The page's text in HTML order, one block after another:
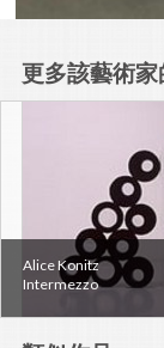
更多該藝術
Alice Konitz
Intermezzo